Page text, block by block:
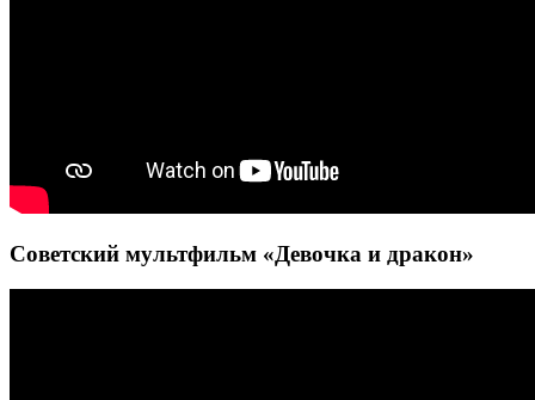
Советский мультфильм «Девочка и дракон»